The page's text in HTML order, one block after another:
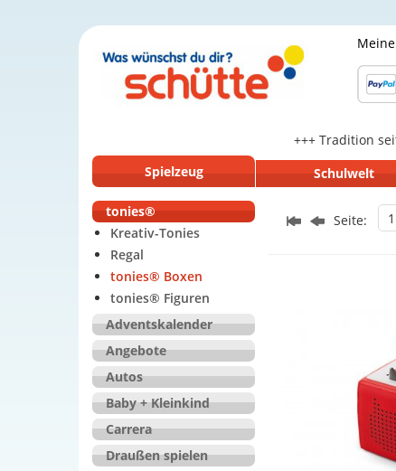
+++ Tradition
Spielzeug
Schulwelt
tonies®
Kreativ-Tonies
Regal
tonies® Boxen
tonies® Figuren
Adventskalender
Angebote
Autos
Baby + Kleinkind
Carrera
Draußen spielen
Seite: 1